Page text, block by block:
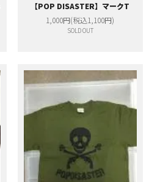
【POP DISASTER】マークT
1,000円(税込1,100円)
SOLD OUT